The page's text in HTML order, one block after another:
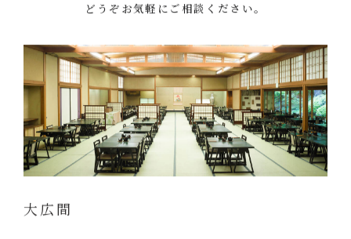
どうぞお気軽にご相談ください。
大広間